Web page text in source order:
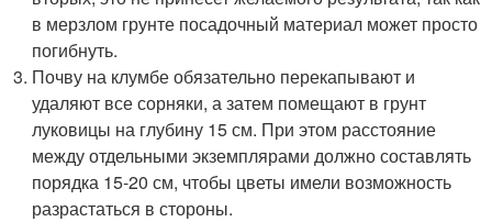
в мерзлом грунте посадочный материал может просто
погибнуть.
Почву на клумбе обязательно перекапывают и
удаляют все сорняки, а затем помещают в грунт
луковицы на глубину 15 см. При этом расстояние
между отдельными экземплярами должно составлять
порядка 15-20 см, чтобы цветы имели возможность
разрастаться в стороны.